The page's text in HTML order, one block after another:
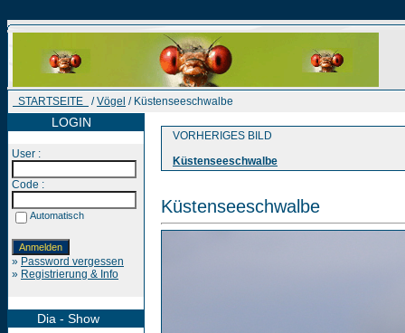
STARTSEITE /Vögel / Küstenseeschwalbe
LOGIN
User :
Code :
Automatisch
» Password vergessen
» Registrierung & Info
Dia - Show
VORHERIGES BILD
Küstenseeschwalbe
Küstenseeschwalbe